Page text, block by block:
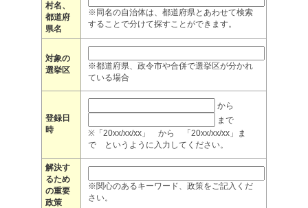
村名、
都道府
県名
※同名の自治体は、都道府県とあわせて検索
することで分けて探すことができます。
対象の
選挙区
※都道府県、政令市や合併で選挙区が分かれ
ている場合
登録日
時
から
まで
※「20xx/xx/xx」 から 「20xx/xx/xx」ま
で というように入力してください。
解決す
るため
の重要
政策
※関心のあるキーワード、政策をご記入くだ
さい。